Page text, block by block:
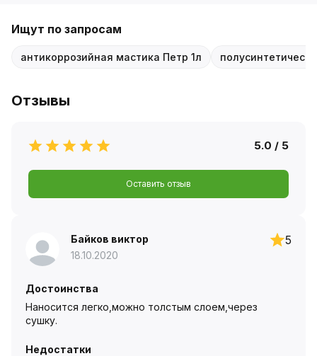
Ищут по запросам
антикоррозийная мастика Петр 1л
Отзывы
5.0 / 5
Оставить отзыв
Байков виктор
18.10.2020
5
Достоинства
Наносится легко,можно толстым слоем,через
сушку.
Недостатки